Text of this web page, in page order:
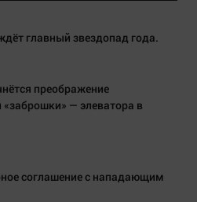
главный звездопад года.
преображение
— элеватора в
соглашение с нападающим